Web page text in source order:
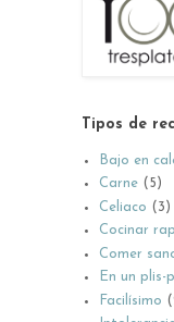
Tipos de
Bajo en
Carne (5)
Celiaco (3)
Cocinar
Comer
En un plis-
Facilísimo